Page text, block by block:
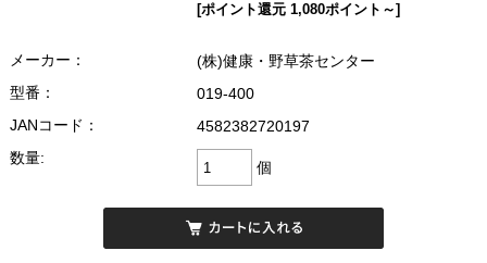
[ポイント還元 1,080ポイント～]
メーカー：
(株)健康・野草茶センター
型番：
019-400
JANコード：
4582382720197
数量:
個